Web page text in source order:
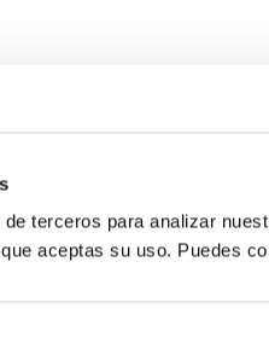
terceros para analizar
aceptas su uso. Puedes